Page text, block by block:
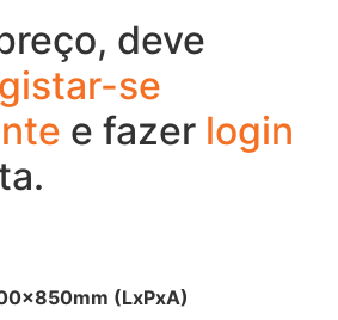
deve
se
e fazer login
(LxPxA)